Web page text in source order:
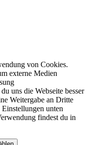
von Cookies.
externe Medien
uns die Webseite besser
Weitergabe an Dritte
unten
findest du in